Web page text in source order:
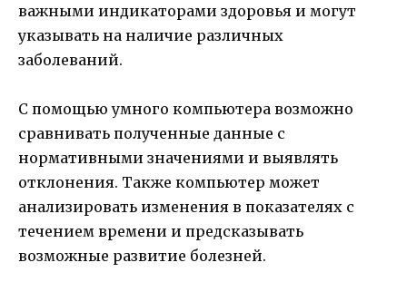
важными индикаторами здоровья и могут
указывать на наличие различных
заболеваний.
С помощью умного компьютера возможно
сравнивать полученные данные с
нормативными значениями и выявлять
отклонения. Также компьютер может
анализировать изменения в показателях с
течением времени и предсказывать
возможные развитие болезней.